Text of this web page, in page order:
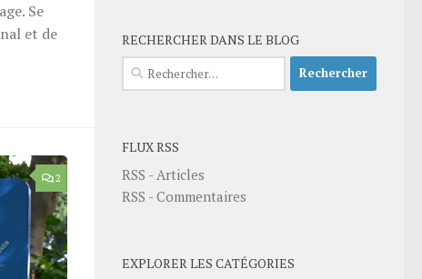
Se
et de
2
RECHERCHER DANS LE BLOG
Rechercher :
FLUX RSS
RSS - Articles
RSS - Commentaires
EXPLORER LES CATÉGORIES